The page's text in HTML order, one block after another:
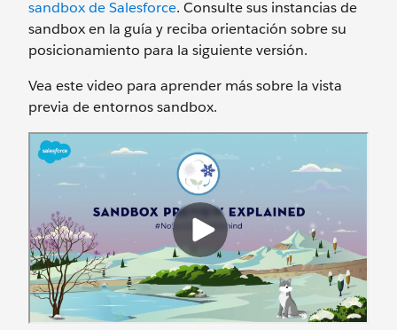
sandbox de Salesforce. Consulte sus instancias de
sandbox en la guía y reciba orientación sobre su
posicionamiento para la siguiente versión.
Vea este video para aprender más sobre la vista
previa de entornos sandbox.